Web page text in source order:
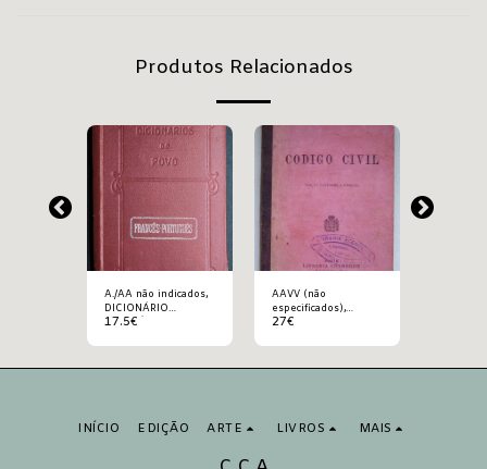
Produtos Relacionados
A./AA não indicados,
DICIONÁRIO
FRANCÊS-
17.5€
AAVV (não
especificados),
CODIGO CIVIL
27€
INÍCIO EDIÇÃO ARTE LIVROS MAIS